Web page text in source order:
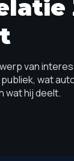
van
wat
wat hij deelt.